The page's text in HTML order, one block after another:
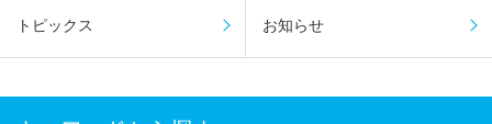
トピックス お知らせ